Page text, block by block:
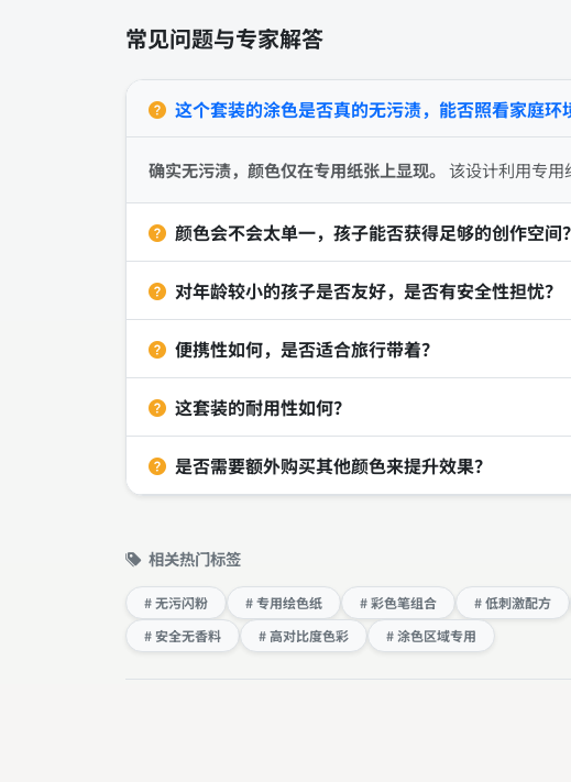
常见问题与专家解答
这个套装的涂色是否真的无污渍，能否照看家庭环
确实无污渍，颜色仅在专用纸张上显现。 该设计利用专用
颜色会不会太单一，孩子能否获得足够的创作空间？
对年龄较小的孩子是否友好，是否有安全性担忧？
便携性如何，是否适合旅行带着？
这套装的耐用性如何？
是否需要额外购买其他颜色来提升效果？
相关热门标签
# 无污闪粉 # 专用绘色纸 # 彩色笔组合 # 低刺激配方
# 安全无香料
# 高对比度色彩 # 涂色区域专用